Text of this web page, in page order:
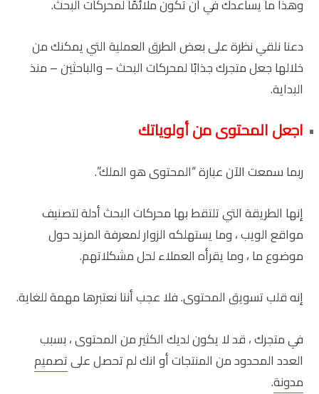
وهذا ما يساعدك في أن تكون ملائمًا لمحركات البحث.
دعنا نلقي نظرة على بعض الطرق العملية التي يمكنك من
خلالها جعل متجرك جذابًا لمحركات البحث – والباحثين – منذ
البداية.
اجعل المحتوى من أولوياتك
ربما سمعت الآن عبارة “المحتوى هو الملك”.
إنها الطريقة التي تلتقط بها محركات البحث أدلة لتصنيف
مواقع الويب ، وما يستهلكه الزوار لمعرفة المزيد حول
موضوع ما ، وما يقرأه العملاء لحل مشكلاتهم.
إنه قلب تسويق المحتوى. فلا عجب أننا نعتبرها مهمة للغاية.
في متجرك ، قد لا يكون لديك الكثير من المحتوى ، بسبب
العدد المحدود من المنتجات أو انك لم تحصل علىتصميم
مدونة.